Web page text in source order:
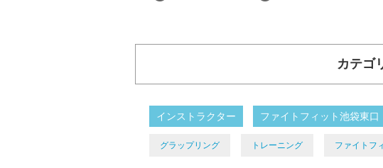
カテゴ
インストラクター ファイトフィット池袋東口
グラップリング トレーニング ファイトフ